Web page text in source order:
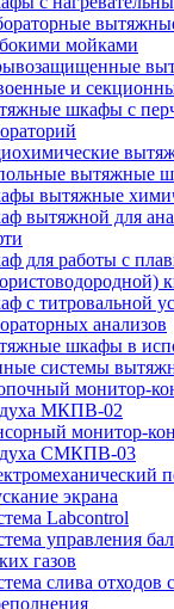
мойками
и
шкафы с
вытяжные
вытяжные
вытяжной для
для работы с
с титровальной
анализов
шкафы в
системы
монитор-
МКПВ-02
монитор-
СМКПВ-03
экрана
Labcontrol
управления
газов
слива отходов